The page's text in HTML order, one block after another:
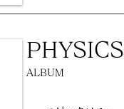
PHYSICS
ALBUM